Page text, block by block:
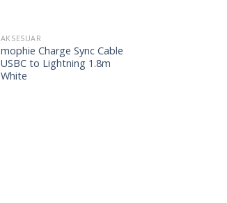
AKSESUAR
mophie Charge Sync Cable
USBC to Lightning 1.8m
White